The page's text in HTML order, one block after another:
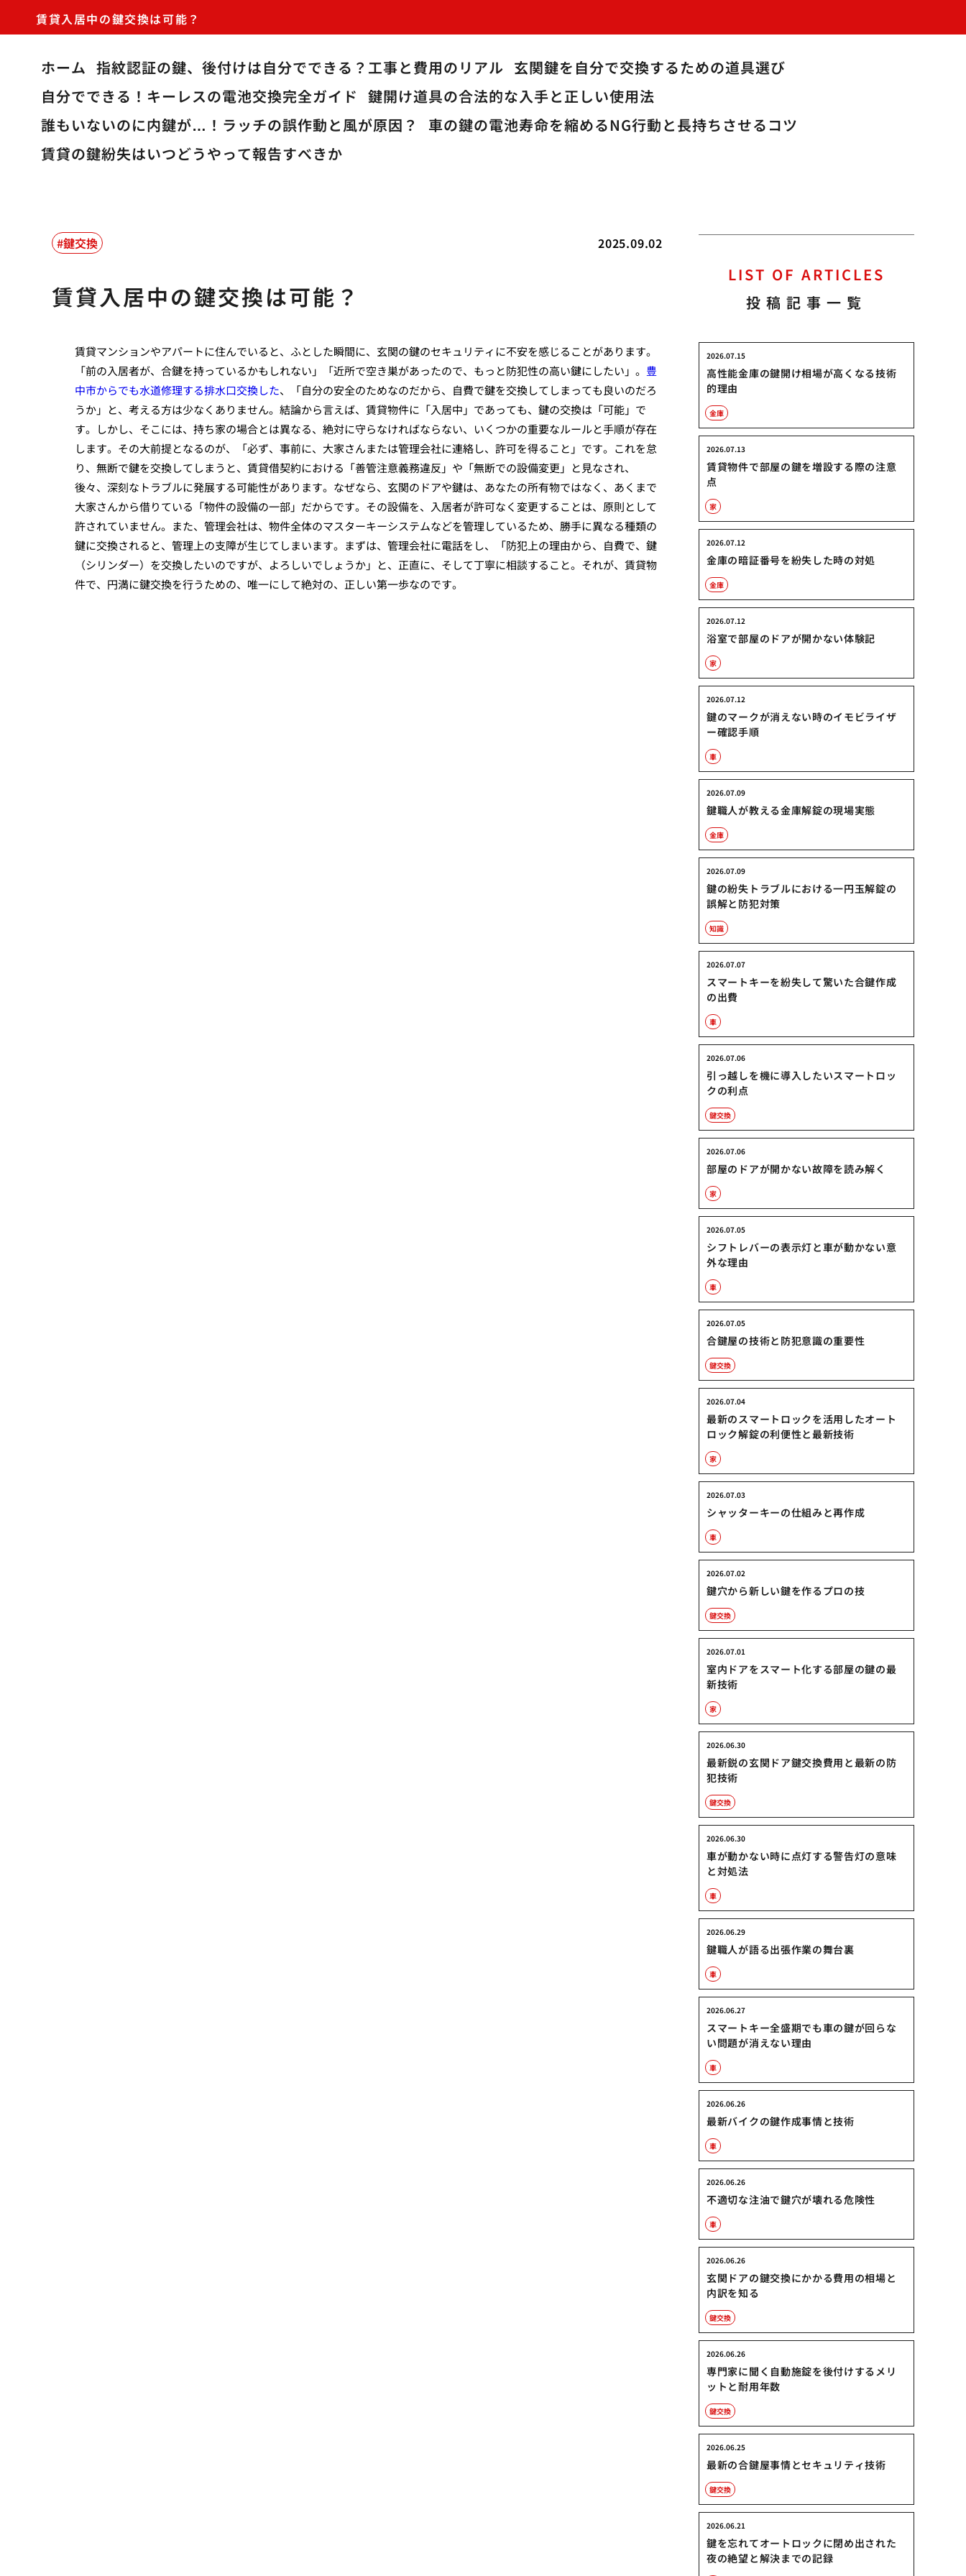
賃貸入居中の鍵交換は可能？
ホーム 指紋認証の鍵、後付けは自分でできる？工事と費用のリアル 玄関鍵を自分で交換するための道具選び
自分でできる！キーレスの電池交換完全ガイド 鍵開け道具の合法的な入手と正しい使用法
誰もいないのに内鍵が…！ラッチの誤作動と風が原因？
車の鍵の電池寿命を縮めるNG行動と長持ちさせるコツ
賃貸の鍵紛失はいつどうやって報告すべきか
2025.09.02
鍵交換
賃貸入居中の鍵交換は可能？
賃貸マンションやアパートに住んでいると、ふとした瞬間に、玄関の鍵のセキュリティに不安を感じることがあります。
「前の入居者が、合鍵を持っているかもしれない」「近所で空き巣があったので、もっと防犯性の高い鍵にしたい」。 豊
中市からでも水道修理する排水口交換した、「自分の安全のためなのだから、自費で鍵を交換してしまっても良いのだろ
うか」と、考える方は少なくありません。結論から言えば、賃貸物件に「入居中」であっても、鍵の交換は「可能」で
す。しかし、そこには、持ち家の場合とは異なる、絶対に守らなければならない、いくつかの重要なルールと手順が存在
します。その大前提となるのが、「必ず、事前に、大家さんまたは管理会社に連絡し、許可を得ること」です。これを怠
り、無断で鍵を交換してしまうと、賃貸借契約における「善管注意義務違反」や「無断での設備変更」と見なされ、
後々、深刻なトラブルに発展する可能性があります。なぜなら、玄関のドアや鍵は、あなたの所有物ではなく、あくまで
大家さんから借りている「物件の設備の一部」だからです。その設備を、入居者が許可なく変更することは、原則として
許されていません。また、管理会社は、物件全体のマスターキーシステムなどを管理しているため、勝手に異なる種類の
鍵に交換されると、管理上の支障が生じてしまいます。まずは、管理会社に電話をし、「防犯上の理由から、自費で、鍵
（シリンダー）を交換したいのですが、よろしいでしょうか」と、正直に、そして丁寧に相談すること。それが、賃貸物
件で、円満に鍵交換を行うための、唯一にして絶対の、正しい第一歩なのです。
LIST OF ARTICLES
投稿記事一覧
高性能金庫の鍵開け相場が高くなる技術
的理由
2026.07.15
金庫
賃貸物件で部屋の鍵を増設する際の注意
点
2026.07.13
家
金庫の暗証番号を紛失した時の対処
2026.07.12
金庫
浴室で部屋のドアが開かない体験記
2026.07.12
家
鍵のマークが消えない時のイモビライザ
ー確認手順
2026.07.12
車
鍵職人が教える金庫解錠の現場実態
2026.07.09
金庫
鍵の紛失トラブルにおける一円玉解錠の
誤解と防犯対策
2026.07.09
知識
スマートキーを紛失して驚いた合鍵作成
の出費
2026.07.07
車
引っ越しを機に導入したいスマートロッ
クの利点
2026.07.06
鍵交換
部屋のドアが開かない故障を読み解く
2026.07.06
家
シフトレバーの表示灯と車が動かない意
外な理由
2026.07.05
車
合鍵屋の技術と防犯意識の重要性
2026.07.05
鍵交換
最新のスマートロックを活用したオート
ロック解錠の利便性と最新技術
2026.07.04
家
シャッターキーの仕組みと再作成
2026.07.03
車
鍵穴から新しい鍵を作るプロの技
2026.07.02
鍵交換
室内ドアをスマート化する部屋の鍵の最
新技術
2026.07.01
家
最新鋭の玄関ドア鍵交換費用と最新の防
犯技術
2026.06.30
鍵交換
車が動かない時に点灯する警告灯の意味
と対処法
2026.06.30
車
鍵職人が語る出張作業の舞台裏
2026.06.29
車
スマートキー全盛期でも車の鍵が回らな
い問題が消えない理由
2026.06.27
車
最新バイクの鍵作成事情と技術
2026.06.26
車
不適切な注油で鍵穴が壊れる危険性
2026.06.26
車
玄関ドアの鍵交換にかかる費用の相場と
内訳を知る
2026.06.26
鍵交換
専門家に聞く自動施錠を後付けするメリ
ットと耐用年数
2026.06.26
鍵交換
最新の合鍵屋事情とセキュリティ技術
2026.06.25
鍵交換
鍵を忘れてオートロックに閉め出された
夜の絶望と解決までの記録
2026.06.21